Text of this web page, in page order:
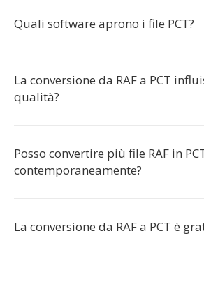
Quali software aprono i file PCT?
La conversione da RAF a PCT
qualità?
Posso convertire più file RAF in
contemporaneamente?
La conversione da RAF a PCT è